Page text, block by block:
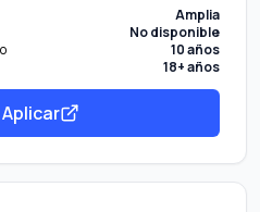
Amplia
No disponible
10 años
18+ años
Aplicar